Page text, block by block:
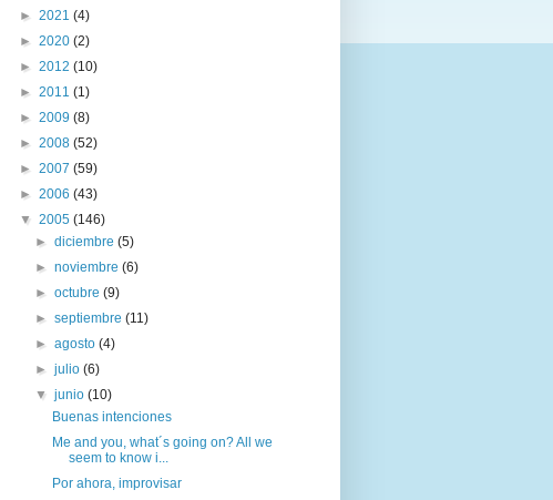
► 2021 (4)
► 2020 (2)
► 2012 (10)
► 2011 (1)
► 2009 (8)
► 2008 (52)
► 2007 (59)
► 2006 (43)
▼ 2005 (146)
►diciembre(5)
►noviembre(6)
►octubre(9)
►septiembre(11)
►agosto(4)
►julio(6)
▼junio(10)
Buenas intenciones
Me and you, what´s going on? All we
seem to know i...
Por ahora, improvisar